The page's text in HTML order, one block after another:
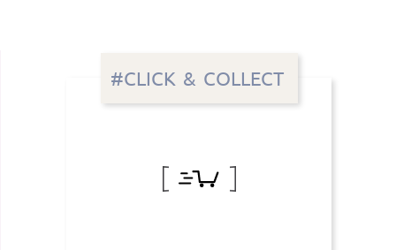
#CLICK & COLLECT